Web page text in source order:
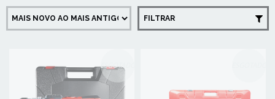
FILTRAR
ESGOTADO